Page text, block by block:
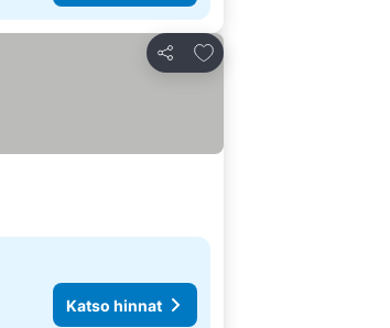
Jaa
Lisää suosikkeihin
Katso hinnat